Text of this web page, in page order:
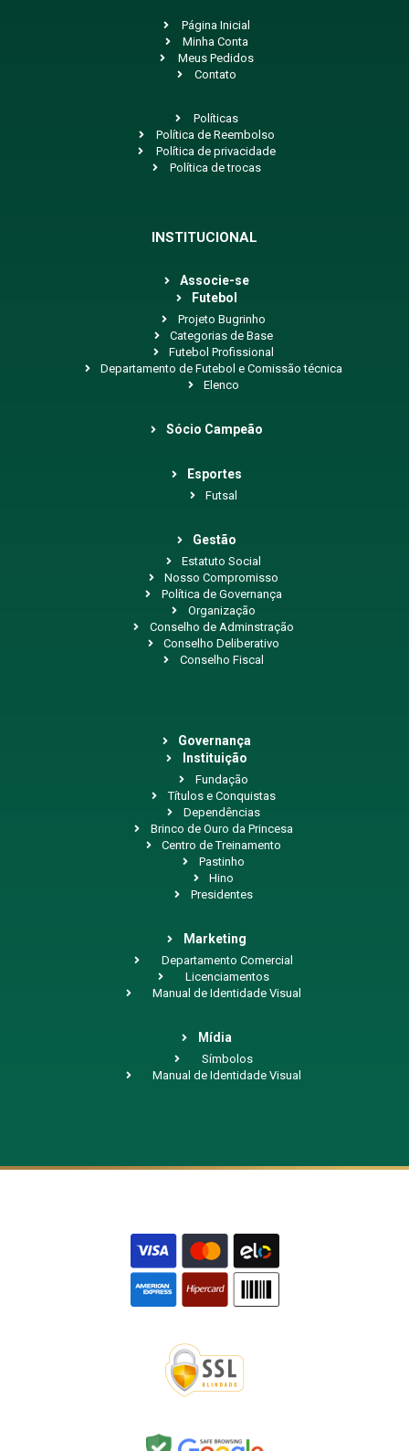
Página Inicial
Minha Conta
Meus Pedidos
Contato
Políticas
Política de Reembolso
Política de privacidade
Política de trocas
INSTITUCIONAL
Associe-se
Futebol
Projeto Bugrinho
Categorias de Base
Futebol Profissional
Departamento de Futebol e Comissão técnica
Elenco
Sócio Campeão
Esportes
Futsal
Gestão
Estatuto Social
Nosso Compromisso
Política de Governança
Organização
Conselho de Adminstração
Conselho Deliberativo
Conselho Fiscal
Governança
Instituição
Fundação
Títulos e Conquistas
Dependências
Brinco de Ouro da Princesa
Centro de Treinamento
Pastinho
Hino
Presidentes
Marketing
Departamento Comercial
Licenciamentos
Manual de Identidade Visual
Mídia
Símbolos
Manual de Identidade Visual